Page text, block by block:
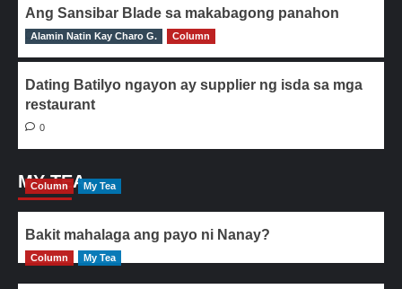
Ang Sansibar Blade sa makabagong panahon
0
Alamin Natin Kay Charo G. Column
Dating Batilyo ngayon ay supplier ng isda sa mga
restaurant
0
MY TEA
Column My Tea
Bakit mahalaga ang payo ni Nanay?
Column My Tea